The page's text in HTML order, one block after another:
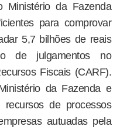
Ministério da Fazenda
para comprovar
5,7 bilhões de reais
de julgamentos no
Fiscais (CARF).
da Fazenda e
recursos de processos
autuadas pela